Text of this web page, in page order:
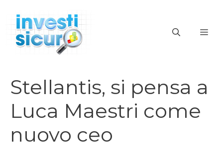
contenuto
Stellantis, si pensa a
Luca Maestri come
nuovo ceo